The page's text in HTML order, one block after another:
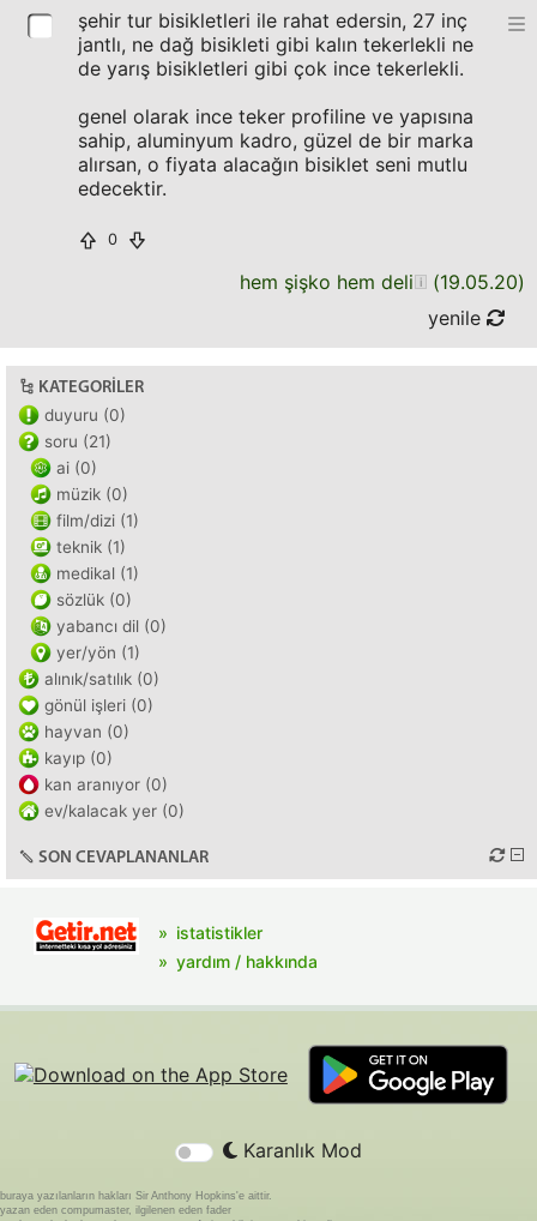
şehir tur bisikletleri ile rahat edersin, 27 inç
jantlı, ne dağ bisikleti gibi kalın tekerlekli ne
de yarış bisikletleri gibi çok ince tekerlekli.
genel olarak ince teker profiline ve yapısına
sahip, aluminyum kadro, güzel de bir marka
alırsan, o fiyata alacağın bisiklet seni mutlu
edecektir.
0
hem şişko hem deli (19.05.20)
yenile
KATEGORILER
duyuru (0)
soru (21)
ai (0)
müzik (0)
film/dizi (1)
teknik (1)
medikal (1)
sözlük (0)
yabancı dil (0)
yer/yön (1)
alınık/satılık (0)
gönül işleri (0)
hayvan (0)
kayıp (0)
kan aranıyor (0)
ev/kalacak yer (0)
SON CEVAPLANANLAR
istatistikler
yardım / hakkında
Karanlık Mod
buraya yazılanların hakları Sir Anthony Hopkins'e aittir.
yazan eden compumaster, ilgilenen eden fader